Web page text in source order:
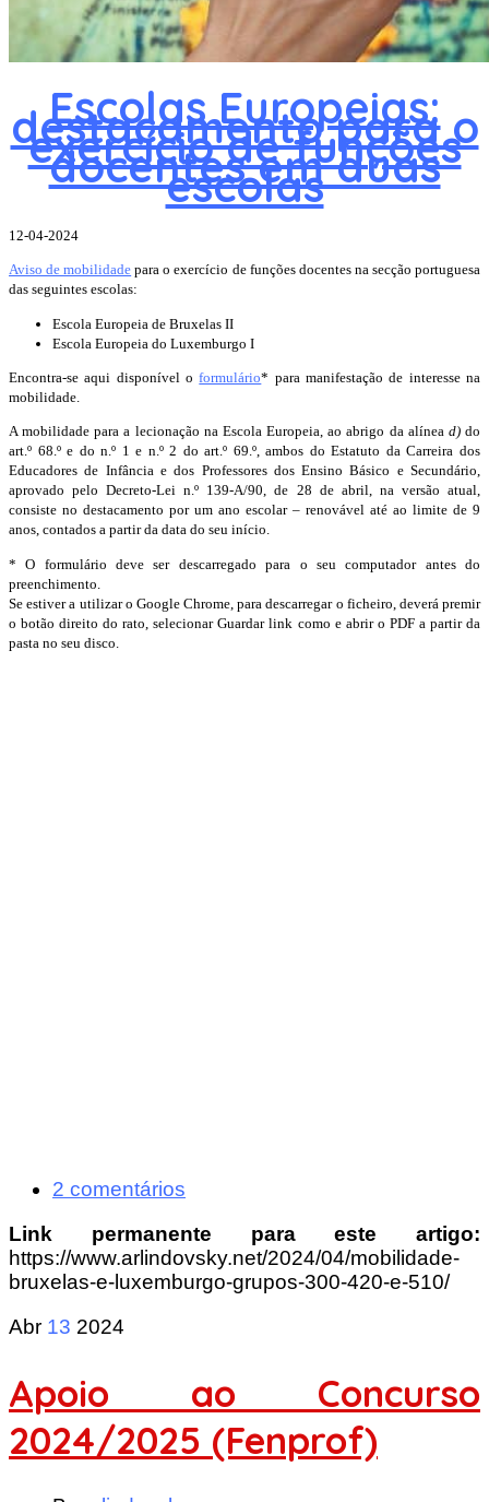
Escolas Europeias:
destacamento para o
exercício de funções
docentes em duas
escolas
12-04-2024
Aviso de mobilidade para o exercício de funções docentes na secção portuguesa
das seguintes escolas:
Escola Europeia de Bruxelas II
Escola Europeia do Luxemburgo I
Encontra-se aqui disponível o formulário* para manifestação de interesse na
mobilidade.
A mobilidade para a lecionação na Escola Europeia, ao abrigo da alínea d) do
art.º 68.º e do n.º 1 e n.º 2 do art.º 69.º, ambos do Estatuto da Carreira dos
Educadores de Infância e dos Professores dos Ensino Básico e Secundário,
aprovado pelo Decreto-Lei n.º 139-A/90, de 28 de abril, na versão atual,
consiste no destacamento por um ano escolar – renovável até ao limite de 9
anos, contados a partir da data do seu início.
* O formulário deve ser descarregado para o seu computador antes do
preenchimento.
Se estiver a utilizar o Google Chrome, para descarregar o ficheiro, deverá premir
o botão direito do rato, selecionar Guardar link como e abrir o PDF a partir da
pasta no seu disco.
2 comentários
Link permanente para este artigo:
https://www.arlindovsky.net/2024/04/mobilidade-
bruxelas-e-luxemburgo-grupos-300-420-e-510/
Abr 13 2024
Apoio ao Concurso
2024/2025 (Fenprof)